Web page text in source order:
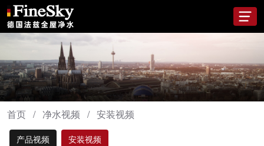
首页 / 净水视频 / 安装视频
产品视频 安装视频